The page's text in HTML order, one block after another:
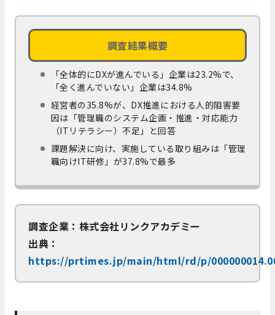
調査結果概要
「全体的にDXが進んでいる」企業は23.2%で、
「全く進んでいない」企業は34.8%
経営者の35.8%が、DX推進における人的阻害要
因は「管理職のシステム企画・推進・対応能力
（ITリテラシー）不足」と回答
課題解決に向け、実施している取り組みは「管理
職向けIT研修」が37.8%で最多
調査企業：株式会社リンクアカデミー
出典：
https://prtimes.jp/main/html/rd/p/